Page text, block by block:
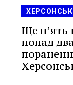
Ще п’ять
понад